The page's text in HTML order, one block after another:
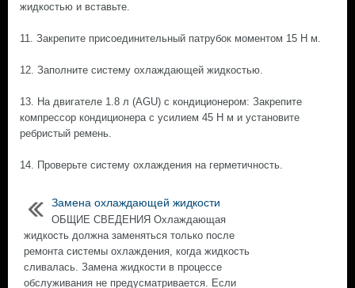
жидкостью и вставьте.
11. Закрепите присоединительный патрубок моментом 15 Н м.
12. Заполните систему охлаждающей жидкостью.
13. На двигателе 1.8 л (AGU) с кондиционером: Закрепите
компрессор кондиционера с усилием 45 Н м и установите
ребристый ремень.
14. Проверьте систему охлаждения на герметичность.
Замена охлаждающей жидкости
ОБЩИЕ СВЕДЕНИЯ Охлаждающая
жидкость должна заменяться только после
ремонта системы охлаждения, когда жидкость
сливалась. Замена жидкости в процессе
обслуживания не предусматривается. Если